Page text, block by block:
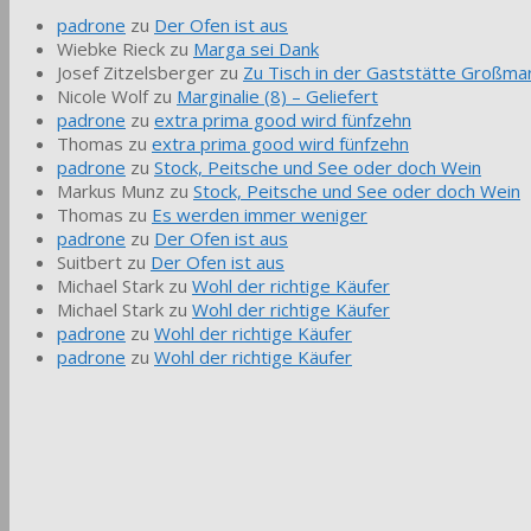
padrone zu Der Ofen ist aus
Wiebke Rieck zu Marga sei Dank
Josef Zitzelsberger zu Zu Tisch in der Gaststätte
Nicole Wolfzu Marginalie (8) – Geliefert
padrone zu extra prima good wird fünfzehn
Thomas zu extra prima good wird fünfzehn
padrone zu Stock, Peitsche und See oder doch Wein
Markus Munz zu Stock, Peitsche und See oder doch Wein
Thomas zu Es werden immer weniger
padrone zu Der Ofen ist aus
Suitbert zu Der Ofen ist aus
Michael Stark zu Wohl der richtige Käufer
Michael Stark zu Wohl der richtige Käufer
padrone zu Wohl der richtige Käufer
padrone zu Wohl der richtige Käufer